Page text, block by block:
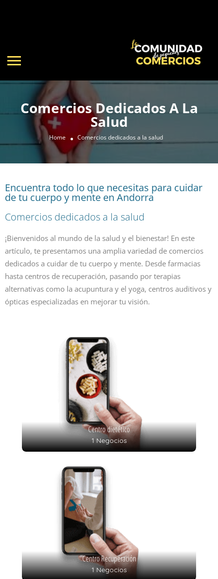
Comercios Dedicados A La
Salud
Home Comercios dedicados a la salud
Encuentra todo lo que necesitas para cuidar
de tu cuerpo y mente en Andorra
Comercios dedicados a la salud
¡Bienvenidos al mundo de la salud y el bienestar! En este
artículo, te presentamos una amplia variedad de comercios
dedicados a cuidar de tu cuerpo y mente. Desde farmacias
hasta centros de recuperación, pasando por terapias
alternativas como la acupuntura y el yoga, centros auditivos y
ópticas especializadas en mejorar tu visión.
Centro dietético
1 Negocios
Centro Recuperación
1 Negocios